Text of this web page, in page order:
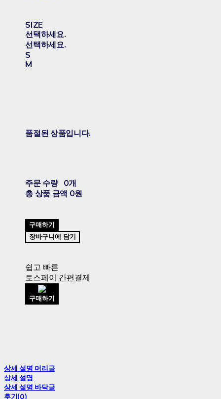
SIZE
선택하세요.
선택하세요.
S
M
품절된 상품입니다.
주문 수량
0개
총 상품 금액 0원
구매하기
장바구니에 담기
쉽고 빠른
토스페이 간편결제
구매하기
상세 설명 머리글
상세 설명
상세 설명 바닥글
후기(0)